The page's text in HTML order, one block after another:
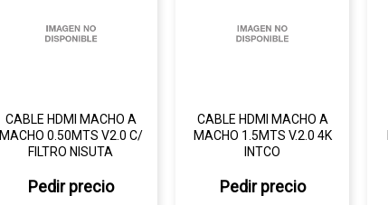
CABLE HDMI MACHO A
MACHO 0.50MTS V2.0 C/
FILTRO NISUTA
Pedir precio
CABLE HDMI MACHO A
MACHO 1.5MTS V.2.0 4K
INTCO
Pedir precio